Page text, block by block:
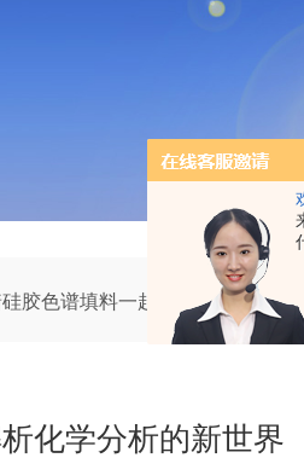
胶色谱填料一起来解析化学分析
化学分析的新世界